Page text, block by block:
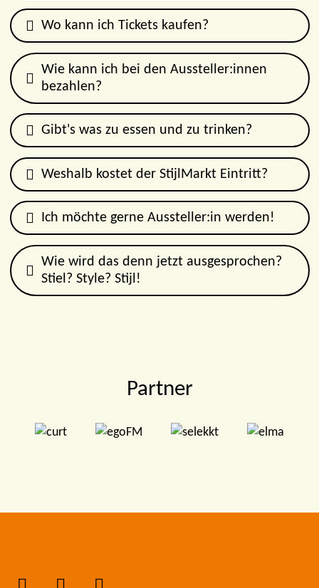
Wo kann ich Tickets kaufen?
Wie kann ich bei den Aussteller:innen
bezahlen?
Gibt's was zu essen und zu trinken?
Weshalb kostet der StijlMarkt Eintritt?
Ich möchte gerne Aussteller:in werden!
Wie wird das denn jetzt ausgesprochen?
Stiel? Style? Stijl!
Partner